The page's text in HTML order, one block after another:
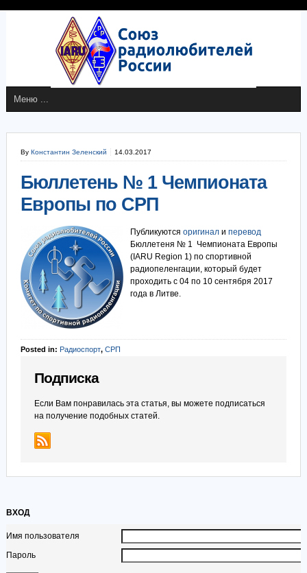
By Константин Зеленский 14.03.2017
Бюллетень № 1 Чемпионата
Европы по СРП
Публикуются оригинали перевод
Бюллетеня № 1 Чемпионата Европы
(IARU Region 1) по спортивной
радиопеленгации, который будет
проходить с 04 по 10 сентября 2017
года в Литве.
Posted in: Радиоспорт, СРП
Подписка
Если Вам понравилась эта статья, вы можете подписаться
на получение подобных статей.
ВХОД
Имя пользователя
Пароль